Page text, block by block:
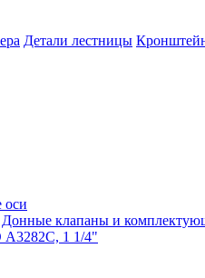
Детали лестницы Кронштейн
оси
Донные клапаны и
А3282С, 1 1/4"